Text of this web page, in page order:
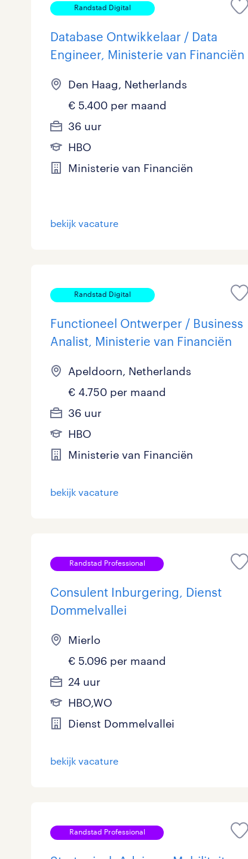
Randstad Digital
Database Ontwikkelaar / Data
Engineer, Ministerie van Financiën
Den Haag, Netherlands
€ 5.400 per maand
36 uur
HBO
Ministerie van Financiën
bekijk vacature
Randstad Digital
Functioneel Ontwerper / Business
Analist, Ministerie van Financiën
Apeldoorn, Netherlands
€ 4.750 per maand
36 uur
HBO
Ministerie van Financiën
bekijk vacature
Randstad Professional
Consulent Inburgering, Dienst
Dommelvallei
Mierlo
€ 5.096 per maand
24 uur
HBO,WO
Dienst Dommelvallei
bekijk vacature
Randstad Professional